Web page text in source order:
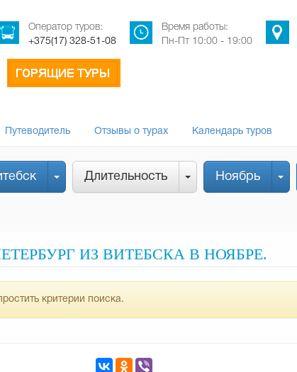
Оператор туров:
+375(17) 328-51-08
Время работы:
Пн-Пт 10:00 - 19:00
Путеводитель Отзывы о турах Календарь туров
Длительность Ноябрь
ИЗ ВИТЕБСКА В НОЯБРЕ.
критерии поиска.